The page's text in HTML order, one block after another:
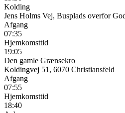
Kolding
Jens Holms Vej, Busplads overfor
Afgang
07:35
Hjemkomsttid
19:05
Den gamle Grænsekro
Koldingvej 51, 6070 Christiansfeld
Afgang
07:55
Hjemkomsttid
18:40